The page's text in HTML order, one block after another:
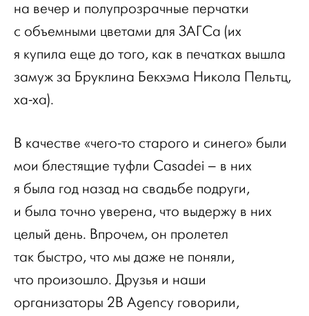
на вечер и полупрозрачные перчатки
с объемными цветами для ЗАГСа (их
я купила еще до того, как в печатках вышла
замуж за Бруклина Бекхэма Никола Пельтц,
ха-ха).
В качестве «чего-то старого и синего» были
мои блестящие туфли Casadei – в них
я была год назад на свадьбе подруги,
и была точно уверена, что выдержу в них
целый день. Впрочем, он пролетел
так быстро, что мы даже не поняли,
что произошло. Друзья и наши
организаторы 2B Agency говорили,